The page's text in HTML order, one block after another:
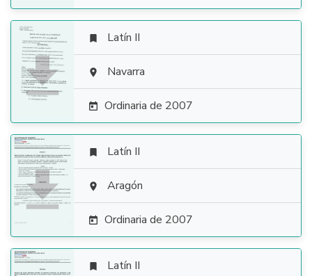

 Latín II
 Navarra
 Ordinaria de 2007

 Latín II
 Aragón
 Ordinaria de 2007
 Latín II